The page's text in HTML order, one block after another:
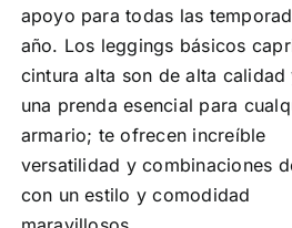
apoyo para todas las
año. Los leggings básicos
cintura alta son de alta calidad
una prenda esencial para
armario; te ofrecen increíble
versatilidad y combinaciones
con un estilo y comodidad